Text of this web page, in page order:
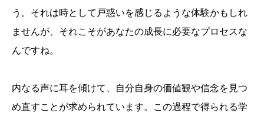
う。それは時として戸惑いを感じるような体験かもしれ
ませんが、それこそがあなたの成長に必要なプロセスな
んですね。
内なる声に耳を傾けて、自分自身の価値観や信念を見つ
め直すことが求められています。この過程で得られる学